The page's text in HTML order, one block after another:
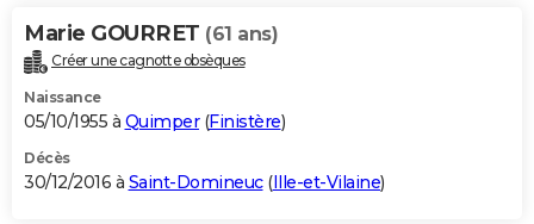
Marie GOURRET (61 ans)
Créer une cagnotte obsèques
Naissance
05/10/1955 à Quimper(Finistère)
Décès
30/12/2016 à Saint-Domineuc(Ille-et-Vilaine)